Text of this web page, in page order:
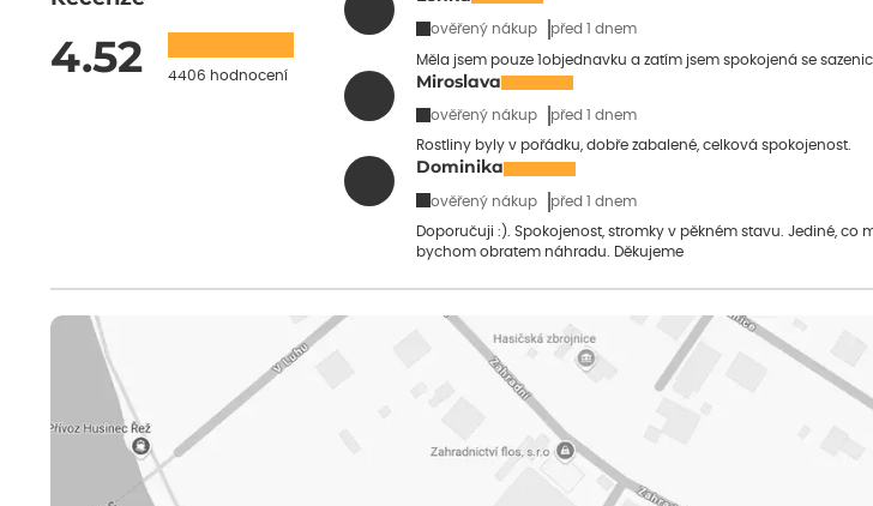
4.52 4406 hodnocení
ověřený nákup před 1 dnem
Měla jsem pouze 1objednavku a zatím jsem spokojená se
Miroslava
ověřený nákup před 1 dnem
Rostliny byly v pořádku, dobře zabalené, celková spokojenost.
Dominika
ověřený nákup před 1 dnem
Doporučuji :). Spokojenost, stromky v pěkném stavu. Jediné,
bychom obratem náhradu. Děkujeme